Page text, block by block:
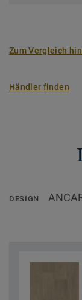
Zum Vergleich
Händler finden
DESIGN